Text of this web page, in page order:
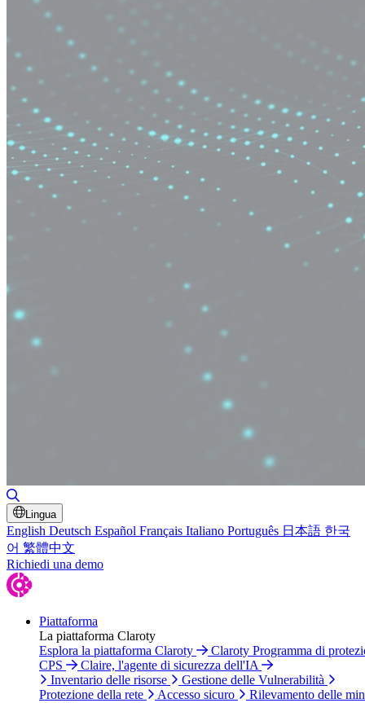
Lingua
English Deutsch Español Français Italiano Português 日本語 한국
어 繁體中文
Richiedi una demo
Piattaforma
La piattaforma Claroty
Esplora la piattaforma Claroty
Claroty Programma di
CPS
Claire, l'agente di sicurezza dell'IA
Inventario delle risorse
Gestione delle Vulnerabilità
Protezione della rete
Accesso sicuro
Rilevamento delle